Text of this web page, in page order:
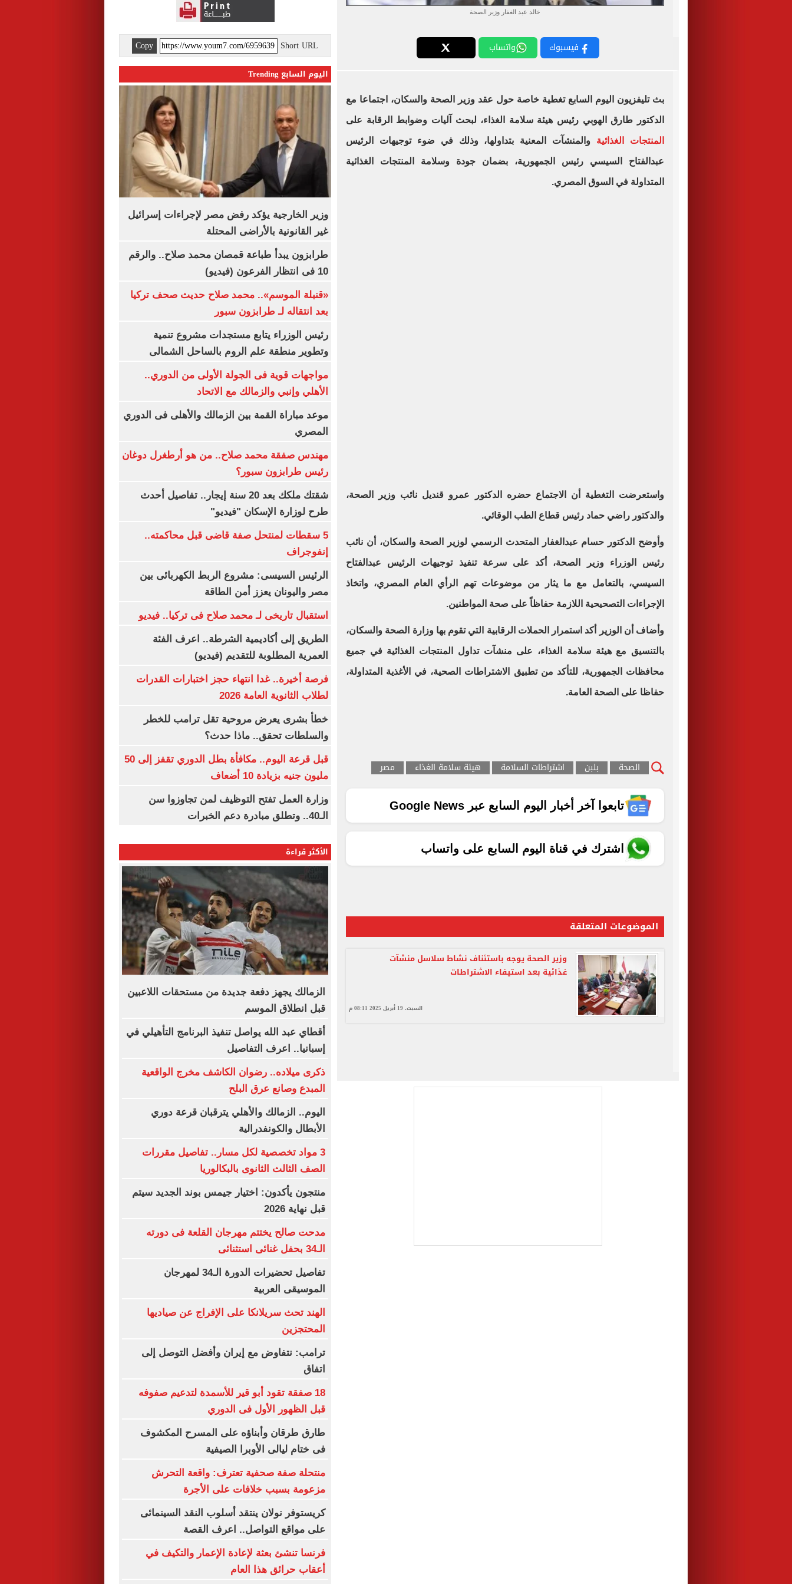
خالد عبد الغفار وزير الصحة
فيسبوك واتساب
بث تليفزيون اليوم السابع تغطية خاصة حول عقد وزير الصحة والسكان، اجتماعا مع
الدكتور طارق الهوبي رئيس هيئة سلامة الغذاء، لبحث آليات وضوابط الرقابة على
المنتجات الغذائية والمنشآت المعنية بتداولها، وذلك في ضوء توجيهات الرئيس
عبدالفتاح السيسي رئيس الجمهورية، بضمان جودة وسلامة المنتجات الغذائية
المتداولة في السوق المصري.
واستعرضت التغطية أن الاجتماع حضره الدكتور عمرو قنديل نائب وزير الصحة،
والدكتور راضي حماد رئيس قطاع الطب الوقائي.
وأوضح الدكتور حسام عبدالغفار المتحدث الرسمي لوزير الصحة والسكان، أن نائب
رئيس الوزراء وزير الصحة، أكد على سرعة تنفيذ توجيهات الرئيس عبدالفتاح
السيسي، بالتعامل مع ما يثار من موضوعات تهم الرأي العام المصري، واتخاذ
الإجراءات التصحيحية اللازمة حفاظاً على صحة المواطنين.
وأضاف أن الوزير أكد استمرار الحملات الرقابية التي تقوم بها وزارة الصحة والسكان،
بالتنسيق مع هيئة سلامة الغذاء، على منشآت تداول المنتجات الغذائية في جميع
محافظات الجمهورية، للتأكد من تطبيق الاشتراطات الصحية، في الأغذية المتداولة،
حفاظا على الصحة العامة.
الصحة بلبن اشتراطات السلامة هيئة سلامة الغذاء مصر
تابعوا آخر أخبار اليوم السابع عبر Google News
اشترك في قناة اليوم السابع على واتساب
الموضوعات المتعلقة
وزير الصحة يوجه باستئناف نشاط سلاسل منشآت
غذائية بعد استيفاء الاشتراطات
السبت، 19 أبريل 2025 08:11 م
Short URL
Copy
اليوم السابع Trending
وزير الخارجية يؤكد رفض مصر لإجراءات إسرائيل
غير القانونية بالأراضى المحتلة
طرابزون يبدأ طباعة قمصان محمد صلاح.. والرقم
10 فى انتظار الفرعون (فيديو)
«قنبلة الموسم».. محمد صلاح حديث صحف تركيا
بعد انتقاله لـ طرابزون سبور
رئيس الوزراء يتابع مستجدات مشروع تنمية
وتطوير منطقة علم الروم بالساحل الشمالى
مواجهات قوية فى الجولة الأولى من الدوري..
الأهلي وإنبي والزمالك مع الاتحاد
موعد مباراة القمة بين الزمالك والأهلى فى الدوري
المصري
مهندس صفقة محمد صلاح.. من هو أرطغرل دوغان
رئيس طرابزون سبور؟
شقتك ملكك بعد 20 سنة إيجار.. تفاصيل أحدث
طرح لوزارة الإسكان "فيديو"
5 سقطات لمنتحل صفة قاضى قبل محاكمته..
إنفوجراف
الرئيس السيسى: مشروع الربط الكهربائى بين
مصر واليونان يعزز أمن الطاقة
استقبال تاريخى لـ محمد صلاح فى تركيا.. فيديو
الطريق إلى أكاديمية الشرطة.. اعرف الفئة
العمرية المطلوبة للتقديم (فيديو)
فرصة أخيرة.. غدا انتهاء حجز اختبارات القدرات
لطلاب الثانوية العامة 2026
خطأ بشرى يعرض مروحية تقل ترامب للخطر
والسلطات تحقق.. ماذا حدث؟
قبل قرعة اليوم.. مكافأة بطل الدوري تقفز إلى 50
مليون جنيه بزيادة 10 أضعاف
وزارة العمل تفتح التوظيف لمن تجاوزوا سن
الـ40.. وتطلق مبادرة دعم الخبرات
الأكثر قراءة
الزمالك يجهز دفعة جديدة من مستحقات اللاعبين
قبل انطلاق الموسم
أقطاي عبد الله يواصل تنفيذ البرنامج التأهيلي في
إسبانيا.. اعرف التفاصيل
ذكرى ميلاده.. رضوان الكاشف مخرج الواقعية
المبدع وصانع عرق البلح
اليوم.. الزمالك والأهلي يترقبان قرعة دوري
الأبطال والكونفدرالية
3 مواد تخصصية لكل مسار.. تفاصيل مقررات
الصف الثالث الثانوى بالبكالوريا
منتجون يأكدون: اختيار جيمس بوند الجديد سيتم
قبل نهاية 2026
مدحت صالح يختتم مهرجان القلعة فى دورته
الـ34 بحفل غنائى استثنائى
تفاصيل تحضيرات الدورة الـ34 لمهرجان
الموسيقى العربية
الهند تحث سريلانكا على الإفراج عن صياديها
المحتجزين
ترامب: نتفاوض مع إيران وأفضل التوصل إلى
اتفاق
18 صفقة تقود أبو قير للأسمدة لتدعيم صفوفه
قبل الظهور الأول فى الدوري
طارق طرقان وأبناؤه على المسرح المكشوف
فى ختام ليالى الأوبرا الصيفية
منتحلة صفة صحفية تعترف: واقعة التحرش
مزعومة بسبب خلافات على الأجرة
كريستوفر نولان ينتقد أسلوب النقد السينمائى
على مواقع التواصل.. اعرف القصة
فرنسا تنشئ بعثة لإعادة الإعمار والتكيف في
أعقاب حرائق هذا العام